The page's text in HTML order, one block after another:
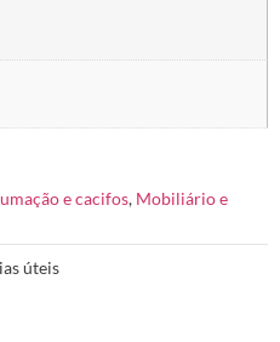
e cacifos, Mobiliário e
úteis